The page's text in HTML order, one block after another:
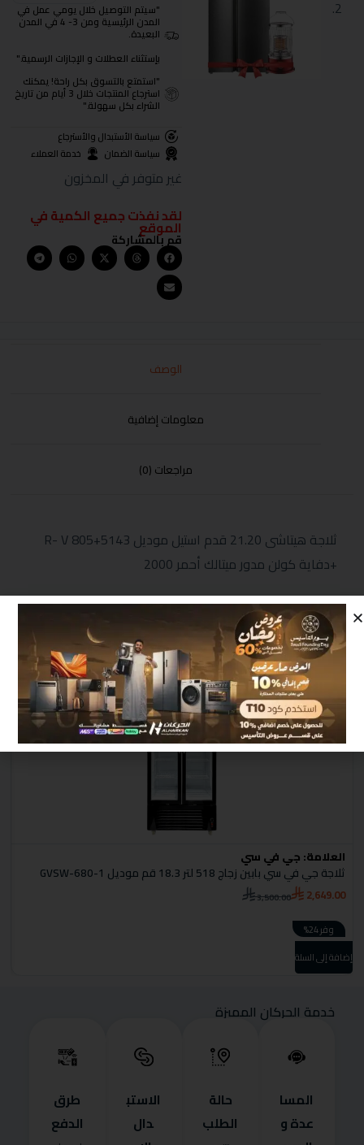
"سيتم التوصيل خلال يومي عمل في
المدن الرئيسية ومن 3- 4 في المدن
البعيدة.
بإستثناء العطلات و الإجازات الرسمية."
"استمتع بالتسوق بكل راحة! يمكنك
استرجاع المنتجات خلال 3 أيام من تاريخ
الشراء بكل سهولة."
سياسة الأستبدال والأسترجاع
سياسة الضمان
خدمة العملاء
غير متوفر في المخزون
لقد نفذت جميع الكمية في
الموقع
قم بالمشاركة
الوصف
معلومات إضافية
مراجعات (0)
ثلاجة هيتاشى 21.20 قدم استيل موديل R- V 805+5143
+دفاية كولن مدور ميتالك أحمر 2000
منتجات مشابهة
العلامة:جي في سي
ثلاجة جي في سي بابين زجاج 518 لتر 18.3 قم موديل GVSW-680-1
3,500.00 2,649.00
وفر 24%
إضافة إلى السلة
خدمة الحركان المميزة
المسا
عدة و
حالة
الطلب
الاستب
دال
طرق
الدفع